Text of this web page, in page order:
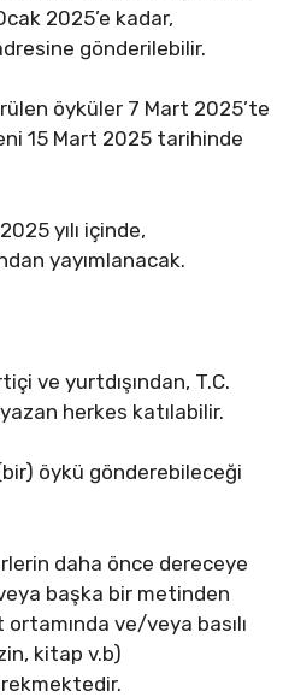
2025’e kadar,
gönderilebilir.
öyküler 7 Mart 2025’te
15 Mart 2025 tarihinde
yılı içinde,
yayımlanacak.
ve yurtdışından, T.C.
herkes katılabilir.
(bir) öykü gönderebileceği
daha önce dereceye
başka bir metinden
ve/veya basılı
kitap v.b)